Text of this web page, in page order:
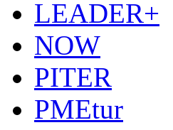
LEADER+
NOW
PITER
PMEtur